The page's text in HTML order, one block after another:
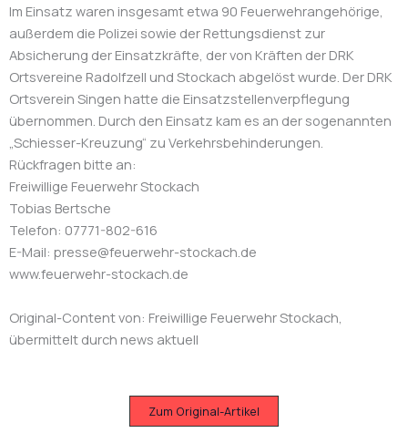
Im Einsatz waren insgesamt etwa 90 Feuerwehrangehörige,
außerdem die Polizei sowie der Rettungsdienst zur
Absicherung der Einsatzkräfte, der von Kräften der DRK
Ortsvereine Radolfzell und Stockach abgelöst wurde. Der DRK
Ortsverein Singen hatte die Einsatzstellenverpflegung
übernommen. Durch den Einsatz kam es an der sogenannten
„Schiesser-Kreuzung“ zu Verkehrsbehinderungen.
Rückfragen bitte an:
Freiwillige Feuerwehr Stockach
Tobias Bertsche
Telefon: 07771-802-616
E-Mail: presse@feuerwehr-stockach.de
www.feuerwehr-stockach.de
Original-Content von: Freiwillige Feuerwehr Stockach,
übermittelt durch news aktuell
Zum Original-Artikel